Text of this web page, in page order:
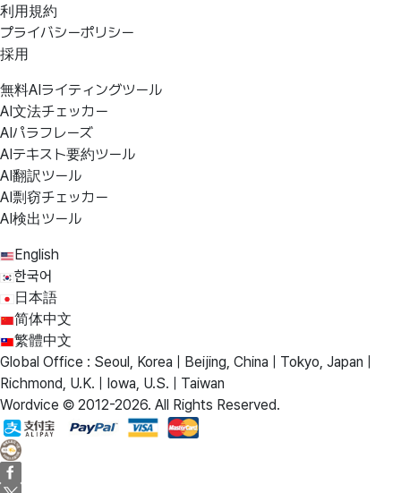
利用規約
プライバシーポリシー
採用
無料AIライティングツール
AI文法チェッカー
AIパラフレーズ
AIテキスト要約ツール
AI翻訳ツール
AI剽窃チェッカー
AI検出ツール
English
한국어
日本語
简体中文
繁體中文
Global Office : Seoul, Korea | Beijing, China | Tokyo, Japan |
Richmond, U.K. | Iowa, U.S. | Taiwan
Wordvice © 2012-2026. All Rights Reserved.